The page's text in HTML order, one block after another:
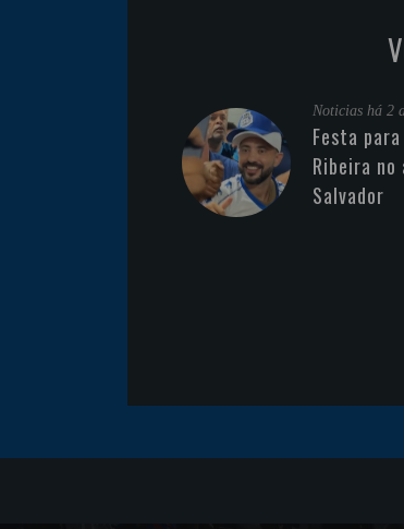
Noticias há 2
Festa
Ribeira
Salvador